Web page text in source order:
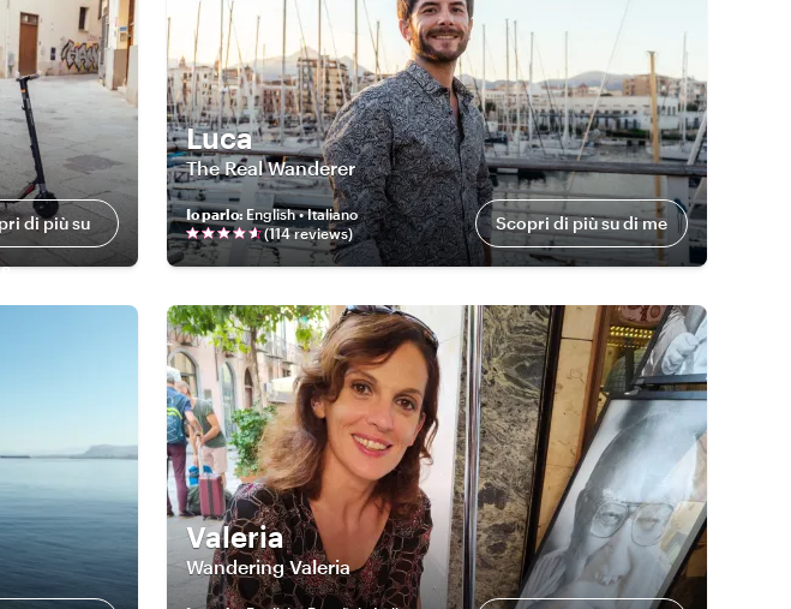
di più su
Luca
The Real Wanderer
Io parlo: English • Italiano
(114reviews) Scopri di più su di me
Valeria
Wandering Valeria